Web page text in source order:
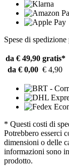
Spese di spedizione
da € 49,90 gratis*
da € 0,00 € 4,90
* Questi costi di
Potrebbero esserci
dimensioni o delle
informazioni sono
prodotto.